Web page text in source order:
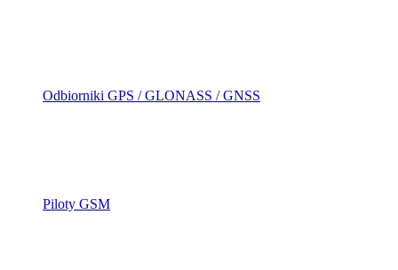
Odbiorniki GPS / GLONASS / GNSS
Piloty GSM